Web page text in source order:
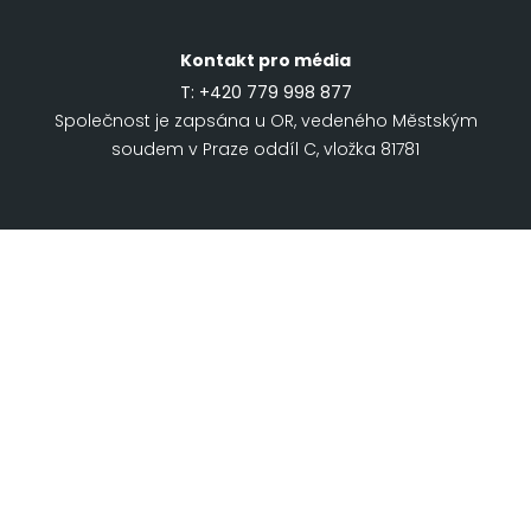
Kontakt pro média
T: +420 779 998 877
Společnost je zapsána u OR, vedeného Městským
soudem v Praze oddíl C, vložka 81781